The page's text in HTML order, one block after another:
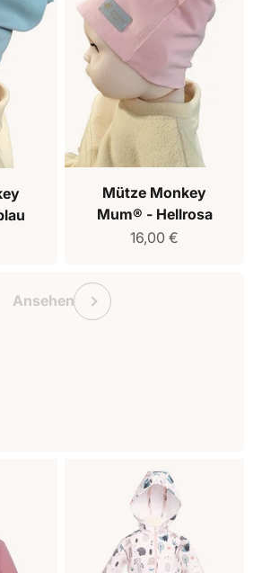
Mütze Monkey
Mum® - Hellrosa
Verkaufspreis
16,00 €
AnsehenVorherige